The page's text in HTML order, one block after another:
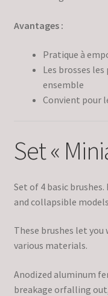
Avantages :
Pratique à
Les brosses les
ensemble
Convient pour
Set «
Set of 4 basic
and collapsible
These brushes let
various materials.
Anodized aluminum
breakage orfalling